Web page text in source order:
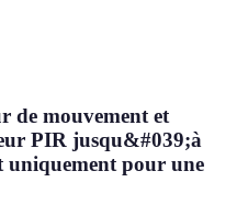
de mouvement et
PIR jusqu&#039;à
uniquement pour une